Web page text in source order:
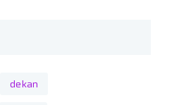
dekan